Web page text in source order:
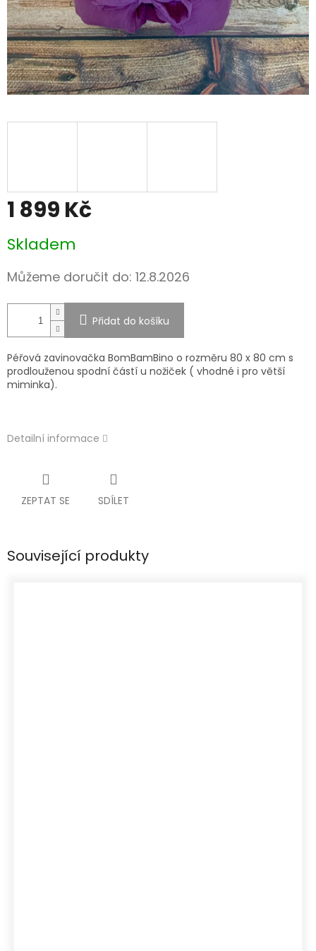
1 899 Kč
cena:
Skladem
Můžeme doručit do: 12.8.2026
Přidat do košíku
Péřová zavinovačka BomBamBino o rozměru 80 x 80 cm s
prodlouženou spodní částí u nožiček ( vhodné i pro větší
miminka).
Detailní informace
ZEPTAT SE SDÍLET
Související produkty